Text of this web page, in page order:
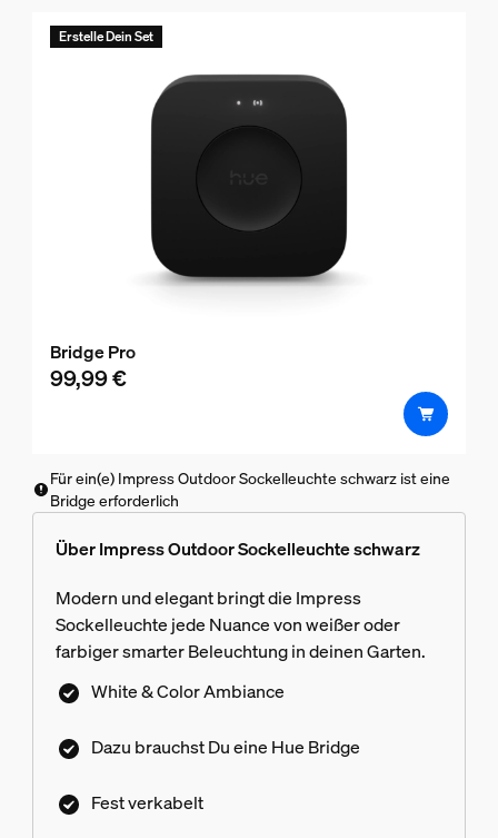
Erstelle Dein Set
Bridge Pro
99,99 €
Für ein(e) Impress Outdoor Sockelleuchte schwarz ist eine
Bridge erforderlich
Über Impress Outdoor Sockelleuchte schwarz
Modern und elegant bringt die Impress
Sockelleuchte jede Nuance von weißer oder
farbiger smarter Beleuchtung in deinen Garten.
White & Color Ambiance
Dazu brauchst Du eine Hue Bridge
Fest verkabelt